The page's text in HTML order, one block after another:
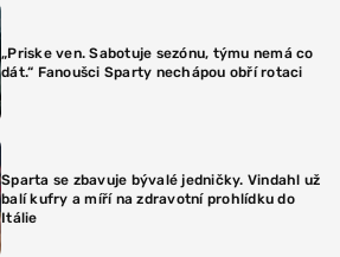
„Priske ven. Sabotuje sezónu, týmu nemá co
dát.“ Fanoušci Sparty nechápou obří rotaci
Sparta se zbavuje bývalé jedničky. Vindahl už
balí kufry a míří na zdravotní prohlídku do
Itálie